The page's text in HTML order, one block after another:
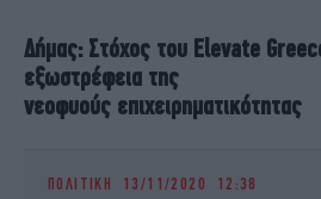
Δήμας: Στόχος του Elevate
εξωστρέφεια της
νεοφυούς επιχειρηματικότητας
ΠΟΛΙΤΙΚΗ 13/11/2020 12:38